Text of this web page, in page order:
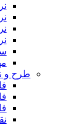
سایر
طرح و نقشه
نقشه GIS